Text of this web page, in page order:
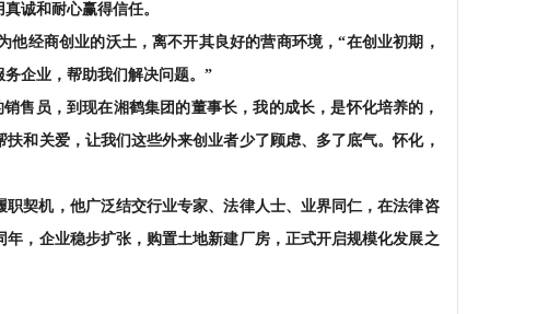
诚和耐心赢得信任。
经商创业的沃土，离不开其良好的营商环境，“在创业初期，
企业，帮助我们解决问题。”
售员，到现在湘鹤集团的董事长，我的成长，是怀化培养的，
和关爱，让我们这些外来创业者少了顾虑、多了底气。怀化，
契机，他广泛结交行业专家、法律人士、业界同仁，在法律咨
，企业稳步扩张，购置土地新建厂房，正式开启规模化发展之